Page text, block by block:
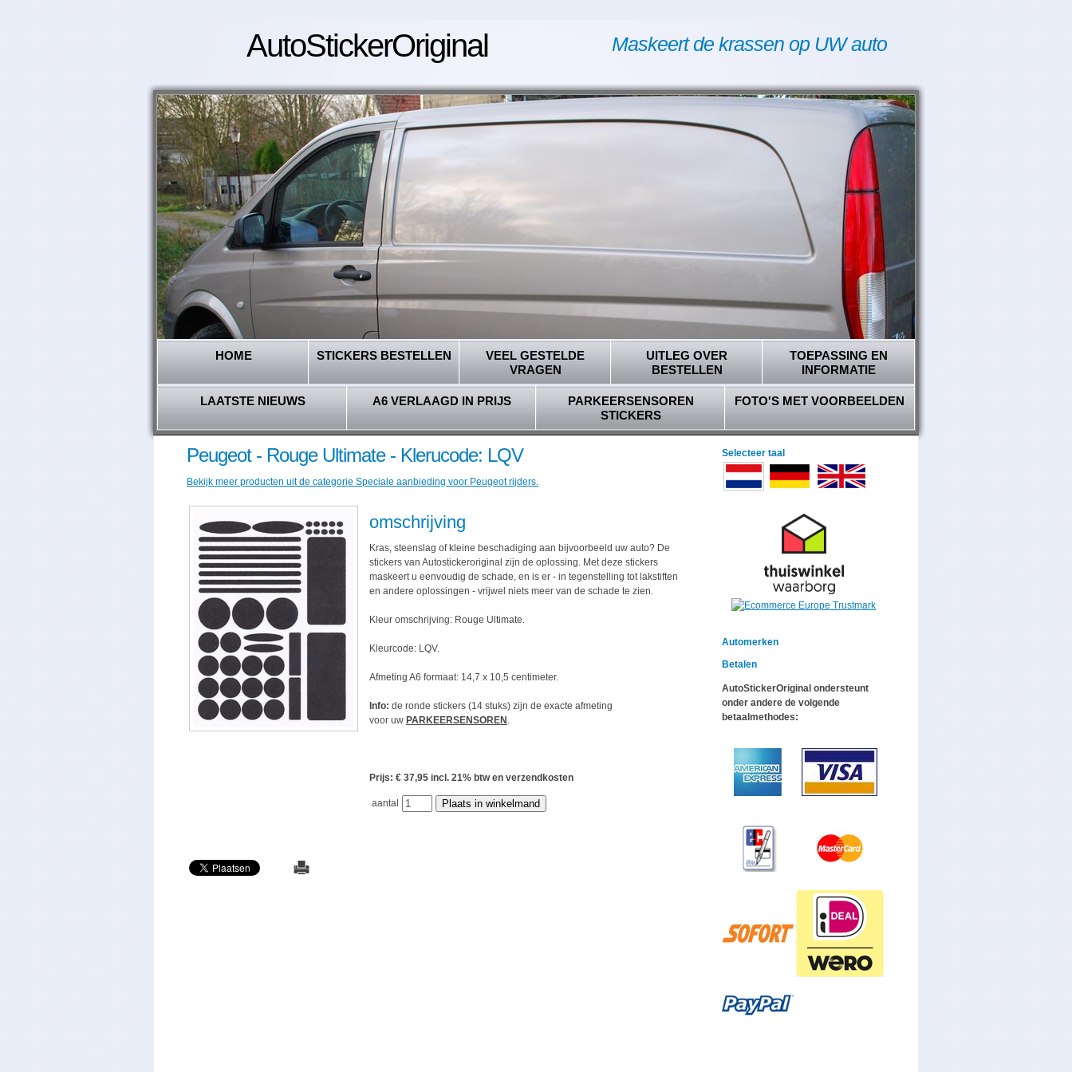
AutoStickerOriginal Maskeert de krassen op UW auto
HOME STICKERS BESTELLEN
VEEL GESTELDE
VRAGEN
UITLEG OVER
BESTELLEN
TOEPASSING EN
INFORMATIE
LAATSTE NIEUWS A6 VERLAAGD IN PRIJS
PARKEERSENSOREN
STICKERS
FOTO'S MET VOORBEELDEN
Peugeot - Rouge Ultimate - Klerucode: LQV
Bekijk meer producten uit de categorie Speciale aanbieding voor Peugeot rijders.
omschrijving
Kras, steenslag of kleine beschadiging aan bijvoorbeeld uw auto? De
stickers van Autostickeroriginal zijn de oplossing. Met deze stickers
maskeert u eenvoudig de schade, en is er - in tegenstelling tot lakstiften
en andere oplossingen - vrijwel niets meer van de schade te zien.
Kleur omschrijving: Rouge Ultimate.
Kleurcode: LQV.
Afmeting A6 formaat: 14,7 x 10,5 centimeter.
Info: de ronde stickers (14 stuks) zijn de exacte afmeting
voor uw PARKEERSENSOREN .
Prijs: € 37,95 incl. 21% btw en verzendkosten
aantal
Selecteer taal
Automerken
Betalen
AutoStickerOriginal ondersteunt
onder andere de volgende
betaalmethodes: